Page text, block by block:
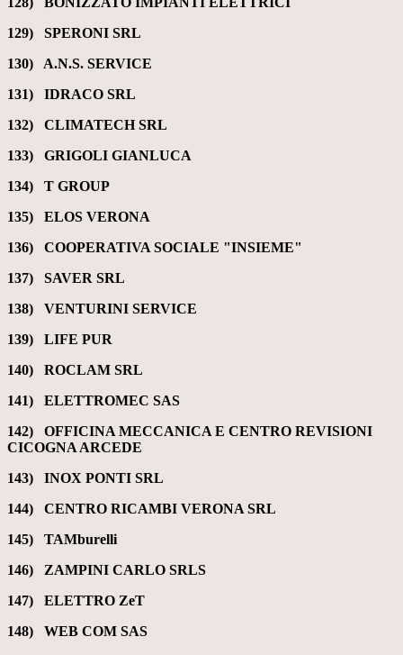
129) SPERONI SRL
130) A.N.S. SERVICE
131) IDRACO SRL
132) CLIMATECH SRL
133) GRIGOLI GIANLUCA
134) T GROUP
135) ELOS VERONA
136) COOPERATIVA SOCIALE "INSIEME"
137) SAVER SRL
138) VENTURINI SERVICE
139) LIFE PUR
140) ROCLAM SRL
141) ELETTROMEC SAS
142) OFFICINA MECCANICA E CENTRO REVISIONI
CICOGNA ARCEDE
143) INOX PONTI SRL
144) CENTRO RICAMBI VERONA SRL
145) TAMburelli
146) ZAMPINI CARLO SRLS
147) ELETTRO ZeT
148) WEB COM SAS